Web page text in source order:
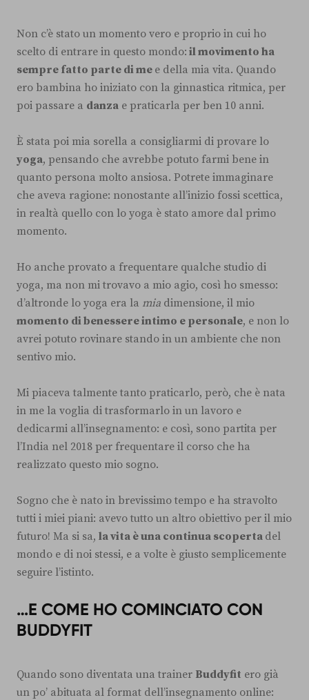
Non c’è stato un momento vero e proprio in cui ho
scelto di entrare in questo mondo: il movimento ha
sempre fatto parte di me e della mia vita. Quando
ero bambina ho iniziato con la ginnastica ritmica, per
poi passare a danza e praticarla per ben 10 anni.
È stata poi mia sorella a consigliarmi di provare lo
yoga, pensando che avrebbe potuto farmi bene in
quanto persona molto ansiosa. Potrete immaginare
che aveva ragione: nonostante all’inizio fossi scettica,
in realtà quello con lo yoga è stato amore dal primo
momento.
Ho anche provato a frequentare qualche studio di
yoga, ma non mi trovavo a mio agio, così ho smesso:
d’altronde lo yoga era la mia dimensione, il mio
momento di benessere intimo e personale, e non lo
avrei potuto rovinare stando in un ambiente che non
sentivo mio.
Mi piaceva talmente tanto praticarlo, però, che è nata
in me la voglia di trasformarlo in un lavoro e
dedicarmi all’insegnamento: e così, sono partita per
l’India nel 2018 per frequentare il corso che ha
realizzato questo mio sogno.
Sogno che è nato in brevissimo tempo e ha stravolto
tutti i miei piani: avevo tutto un altro obiettivo per il mio
futuro! Ma si sa, la vita è una continua scoperta del
mondo e di noi stessi, e a volte è giusto semplicemente
seguire l’istinto.
…E COME HO COMINCIATO CON
BUDDYFIT
Quando sono diventata una trainer Buddyfit ero già
un po’ abituata al format dell’insegnamento online: